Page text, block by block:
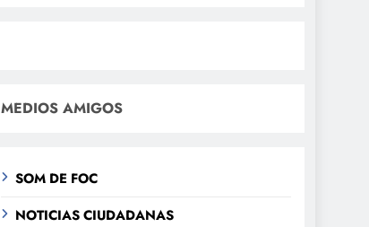
MEDIOS AMIGOS
SOM DE FOC
NOTICIAS CIUDADANAS